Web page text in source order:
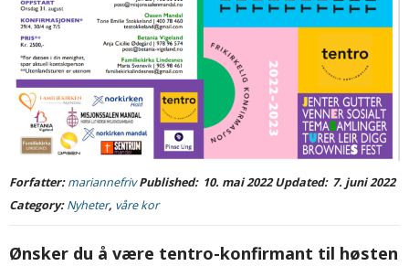
Forfatter:mariannefrivPublished: 10. mai 2022Updated: 7. juni 2022
Category:Nyheter, våre kor
Ønsker du å være tentro-konfirmant til høsten